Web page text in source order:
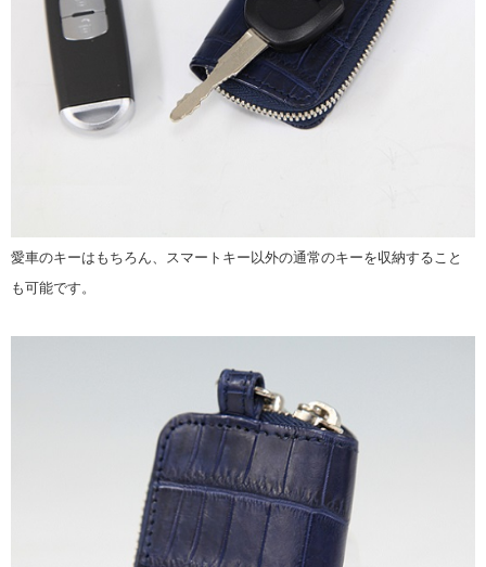
愛車のキーはもちろん、スマートキー以外の通常のキーを収納すること
も可能です。